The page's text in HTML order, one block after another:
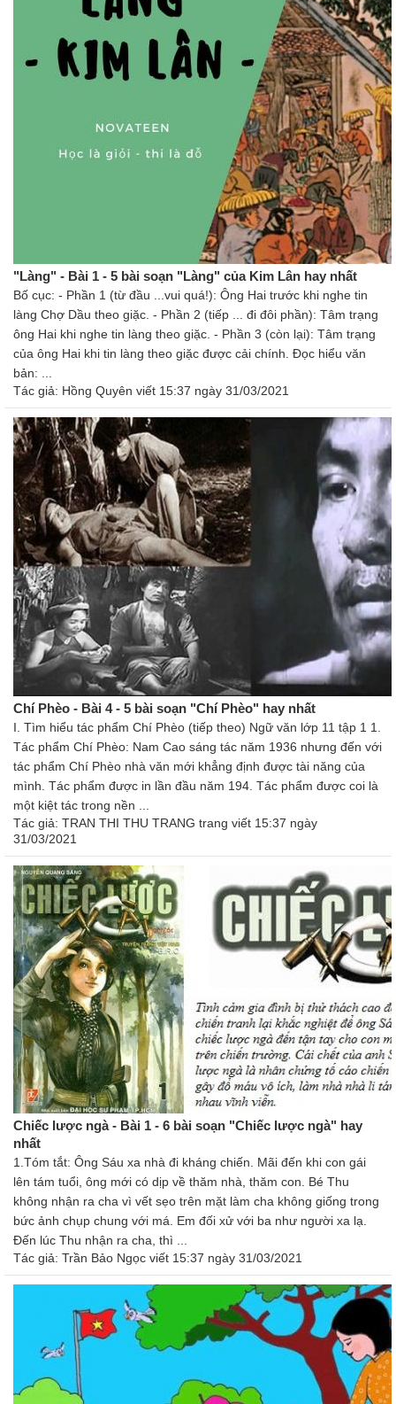
"Làng" - Bài 1 - 5 bài soạn "Làng" của Kim Lân hay nhất
Bố cục: - Phần 1 (từ đầu ...vui quá!): Ông Hai trước khi nghe tin
làng Chợ Dầu theo giặc. - Phần 2 (tiếp ... đi đôi phần): Tâm trạng
ông Hai khi nghe tin làng theo giặc. - Phần 3 (còn lại): Tâm trạng
của ông Hai khi tin làng theo giặc được cải chính. Đọc hiểu văn
bản: ...
Tác giả: Hồng Quyên viết 15:37 ngày 31/03/2021
Chí Phèo - Bài 4 - 5 bài soạn "Chí Phèo" hay nhất
I. Tìm hiểu tác phẩm Chí Phèo (tiếp theo) Ngữ văn lớp 11 tập 1 1.
Tác phẩm Chí Phèo: Nam Cao sáng tác năm 1936 nhưng đến với
tác phẩm Chí Phèo nhà văn mới khẳng định được tài năng của
mình. Tác phẩm được in lần đầu năm 194. Tác phẩm được coi là
một kiệt tác trong nền ...
Tác giả: TRAN THI THU TRANG trang viết 15:37 ngày
31/03/2021
Chiếc lược ngà - Bài 1 - 6 bài soạn "Chiếc lược ngà" hay
nhất
1.Tóm tắt: Ông Sáu xa nhà đi kháng chiến. Mãi đến khi con gái
lên tám tuổi, ông mới có dịp về thăm nhà, thăm con. Bé Thu
không nhận ra cha vì vết sẹo trên mặt làm cha không giống trong
bức ảnh chụp chung với má. Em đối xử với ba như người xa lạ.
Đến lúc Thu nhận ra cha, thì ...
Tác giả: Trần Bảo Ngọc viết 15:37 ngày 31/03/2021